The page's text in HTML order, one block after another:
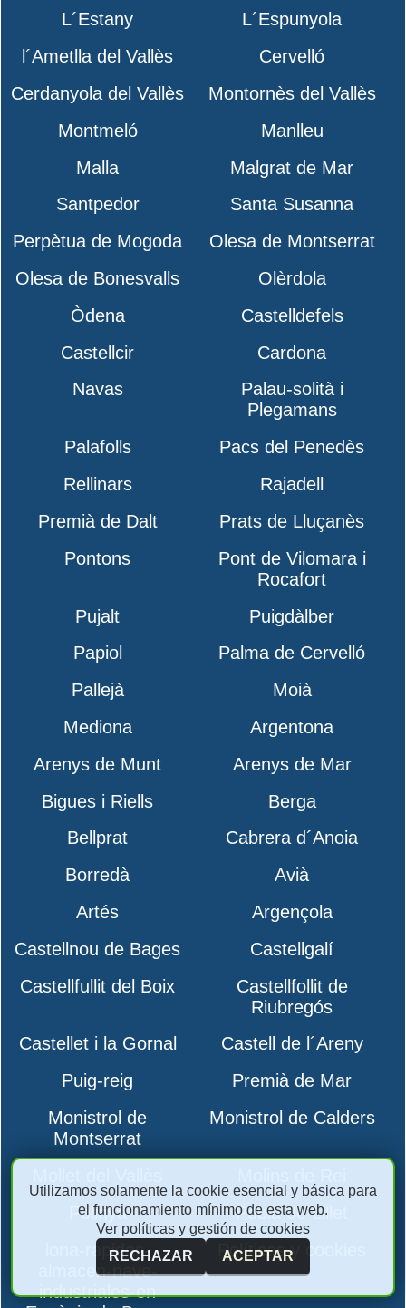
L´Estany
L´Espunyola
l´Ametlla del Vallès
Cervelló
Cerdanyola del Vallès
Montornès del Vallès
Montmeló
Manlleu
Malla
Malgrat de Mar
Santpedor
Santa Susanna
Perpètua de Mogoda
Olesa de Montserrat
Olesa de Bonesvalls
Olèrdola
Òdena
Castelldefels
Castellcir
Cardona
Navas
Palau-solità i
Plegamans
Palafolls
Pacs del Penedès
Rellinars
Rajadell
Premià de Dalt
Prats de Lluçanès
Pontons
Pont de Vilomara i
Rocafort
Pujalt
Puigdàlber
Papiol
Palma de Cervelló
Pallejà
Moià
Mediona
Argentona
Arenys de Munt
Arenys de Mar
Bigues i Riells
Berga
Bellprat
Cabrera d´Anoia
Borredà
Avià
Artés
Argençola
Castellnou de Bages
Castellgalí
Castellfullit del Boix
Castellfollit de
Riubregós
Castellet i la Gornal
Castell de l´Areny
Puig-reig
Premià de Mar
Monistrol de
Montserrat
Monistrol de Calders
Polinyà
Pobla de Lillet
lona-rapidas-
almacen-nave-
industriales-en
Políticas y cookies
Utilizamos solamente la cookie esencial y básica para
el funcionamiento mínimo de esta web.
Ver políticas y gestión de cookies
RECHAZAR
ACEPTAR